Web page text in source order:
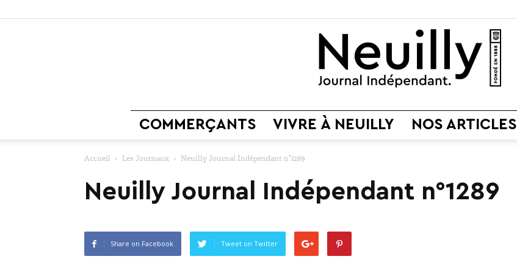
Neuilly
COMMERÇANTS VIVRE À NEUILLY NOS ARTICLES
Accueil Les Journaux Neuilly Journal Indépendant n°1289
Neuilly Journal Indépendant n°1289
Share on Facebook Tweet on Twitter